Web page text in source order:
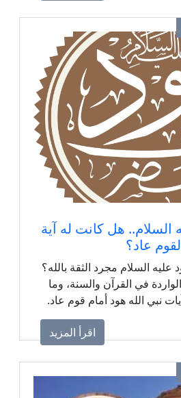
السلام.. هل كانت له آية
لقوم عاد؟
السلام مجرد الثقة بالله؟
في القرآن والسنة، وما
نبي الله هود أمام قوم عاد.
اقرأ المزيد